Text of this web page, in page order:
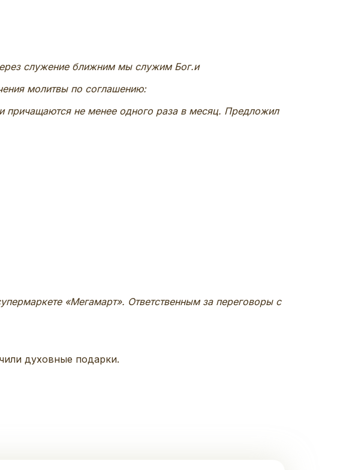
служение ближним мы служим Бог.и
молитвы по соглашению:
причащаются не менее одного раза в месяц. Предложил
«Мегамарт». Ответственным за переговоры с
духовные подарки.